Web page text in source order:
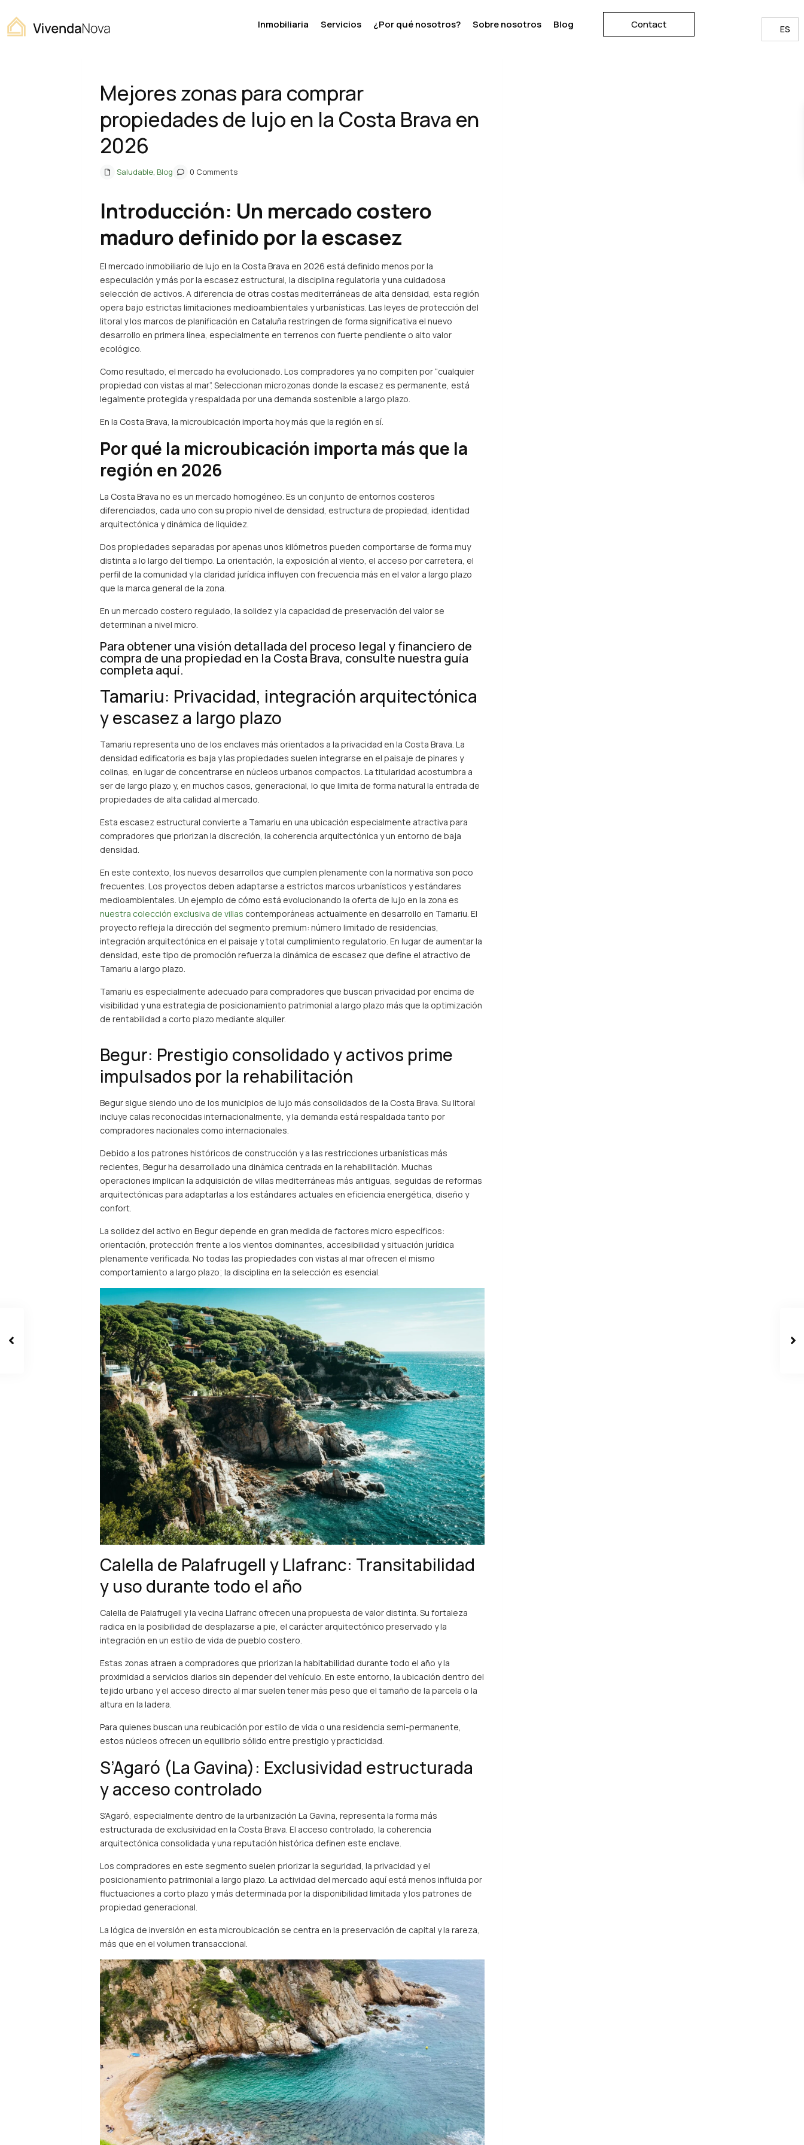
Inmobiliaria Servicios ¿Por qué nosotros? Sobre nosotros Blog Contact ES
Mejores zonas para comprar
propiedades de lujo en la Costa Brava en
2026
Saludable, Blog 0 Comments
Introducción: Un mercado costero
maduro definido por la escasez
El mercado inmobiliario de lujo en la Costa Brava en 2026 está definido menos por la
especulación y más por la escasez estructural, la disciplina regulatoria y una cuidadosa
selección de activos. A diferencia de otras costas mediterráneas de alta densidad, esta región
opera bajo estrictas limitaciones medioambientales y urbanísticas. Las leyes de protección del
litoral y los marcos de planificación en Cataluña restringen de forma significativa el nuevo
desarrollo en primera línea, especialmente en terrenos con fuerte pendiente o alto valor
ecológico.
Como resultado, el mercado ha evolucionado. Los compradores ya no compiten por “cualquier
propiedad con vistas al mar”. Seleccionan microzonas donde la escasez es permanente, está
legalmente protegida y respaldada por una demanda sostenible a largo plazo.
En la Costa Brava, la microubicación importa hoy más que la región en sí.
Por qué la microubicación importa más que la
región en 2026
La Costa Brava no es un mercado homogéneo. Es un conjunto de entornos costeros
diferenciados, cada uno con su propio nivel de densidad, estructura de propiedad, identidad
arquitectónica y dinámica de liquidez.
Dos propiedades separadas por apenas unos kilómetros pueden comportarse de forma muy
distinta a lo largo del tiempo. La orientación, la exposición al viento, el acceso por carretera, el
perfil de la comunidad y la claridad jurídica influyen con frecuencia más en el valor a largo plazo
que la marca general de la zona.
En un mercado costero regulado, la solidez y la capacidad de preservación del valor se
determinan a nivel micro.
Para obtener una visión detallada del proceso legal y financiero de
compra de una propiedad en la Costa Brava, consulte nuestra guía
completa aquí.
Tamariu: Privacidad, integración arquitectónica
y escasez a largo plazo
Tamariu representa uno de los enclaves más orientados a la privacidad en la Costa Brava. La
densidad edificatoria es baja y las propiedades suelen integrarse en el paisaje de pinares y
colinas, en lugar de concentrarse en núcleos urbanos compactos. La titularidad acostumbra a
ser de largo plazo y, en muchos casos, generacional, lo que limita de forma natural la entrada de
propiedades de alta calidad al mercado.
Esta escasez estructural convierte a Tamariu en una ubicación especialmente atractiva para
compradores que priorizan la discreción, la coherencia arquitectónica y un entorno de baja
densidad.
En este contexto, los nuevos desarrollos que cumplen plenamente con la normativa son poco
frecuentes. Los proyectos deben adaptarse a estrictos marcos urbanísticos y estándares
medioambientales. Un ejemplo de cómo está evolucionando la oferta de lujo en la zona es
nuestra colección exclusiva de villas contemporáneas actualmente en desarrollo en Tamariu. El
proyecto refleja la dirección del segmento premium: número limitado de residencias,
integración arquitectónica en el paisaje y total cumplimiento regulatorio. En lugar de aumentar la
densidad, este tipo de promoción refuerza la dinámica de escasez que define el atractivo de
Tamariu a largo plazo.
Tamariu es especialmente adecuado para compradores que buscan privacidad por encima de
visibilidad y una estrategia de posicionamiento patrimonial a largo plazo más que la optimización
de rentabilidad a corto plazo mediante alquiler.
Begur: Prestigio consolidado y activos prime
impulsados por la rehabilitación
Begur sigue siendo uno de los municipios de lujo más consolidados de la Costa Brava. Su litoral
incluye calas reconocidas internacionalmente, y la demanda está respaldada tanto por
compradores nacionales como internacionales.
Debido a los patrones históricos de construcción y a las restricciones urbanísticas más
recientes, Begur ha desarrollado una dinámica centrada en la rehabilitación. Muchas
operaciones implican la adquisición de villas mediterráneas más antiguas, seguidas de reformas
arquitectónicas para adaptarlas a los estándares actuales en eficiencia energética, diseño y
confort.
La solidez del activo en Begur depende en gran medida de factores micro específicos:
orientación, protección frente a los vientos dominantes, accesibilidad y situación jurídica
plenamente verificada. No todas las propiedades con vistas al mar ofrecen el mismo
comportamiento a largo plazo; la disciplina en la selección es esencial.
Calella de Palafrugell y Llafranc: Transitabilidad
y uso durante todo el año
Calella de Palafrugell y la vecina Llafranc ofrecen una propuesta de valor distinta. Su fortaleza
radica en la posibilidad de desplazarse a pie, el carácter arquitectónico preservado y la
integración en un estilo de vida de pueblo costero.
Estas zonas atraen a compradores que priorizan la habitabilidad durante todo el año y la
proximidad a servicios diarios sin depender del vehículo. En este entorno, la ubicación dentro del
tejido urbano y el acceso directo al mar suelen tener más peso que el tamaño de la parcela o la
altura en la ladera.
Para quienes buscan una reubicación por estilo de vida o una residencia semi-permanente,
estos núcleos ofrecen un equilibrio sólido entre prestigio y practicidad.
S’Agaró (La Gavina): Exclusividad estructurada
y acceso controlado
S’Agaró, especialmente dentro de la urbanización La Gavina, representa la forma más
estructurada de exclusividad en la Costa Brava. El acceso controlado, la coherencia
arquitectónica consolidada y una reputación histórica definen este enclave.
Los compradores en este segmento suelen priorizar la seguridad, la privacidad y el
posicionamiento patrimonial a largo plazo. La actividad del mercado aquí está menos influida por
fluctuaciones a corto plazo y más determinada por la disponibilidad limitada y los patrones de
propiedad generacional.
La lógica de inversión en esta microubicación se centra en la preservación de capital y la rareza,
más que en el volumen transaccional.